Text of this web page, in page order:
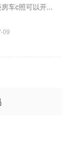
车c照可以开...
09